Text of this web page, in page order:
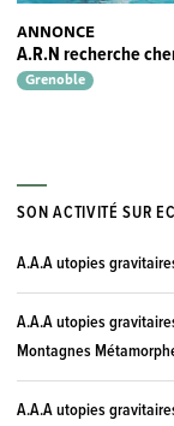
ANNONCE
A.R.N recherche
Grenoble
SON ACTIVITÉ SUR
A.A.A utopies
A.A.A utopies
Montagnes
A.A.A utopies